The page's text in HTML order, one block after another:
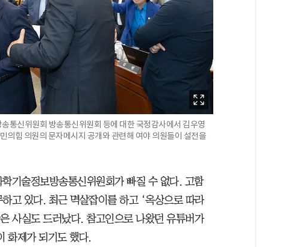
통신위원회 방송통신위원회 등에 대한 국정감사에서 김우영
의힘 의원의 문자메시지 공개와 관련해 여야 의원들이 설전을
기술정보방송통신위원회가 빠질 수 없다. 고함
고 있다. 최근 멱살잡이를 하고 ‘옥상으로 따라
사실도 드러났다. 참고인으로 나왔던 유튜버가
화제가 되기도 했다.